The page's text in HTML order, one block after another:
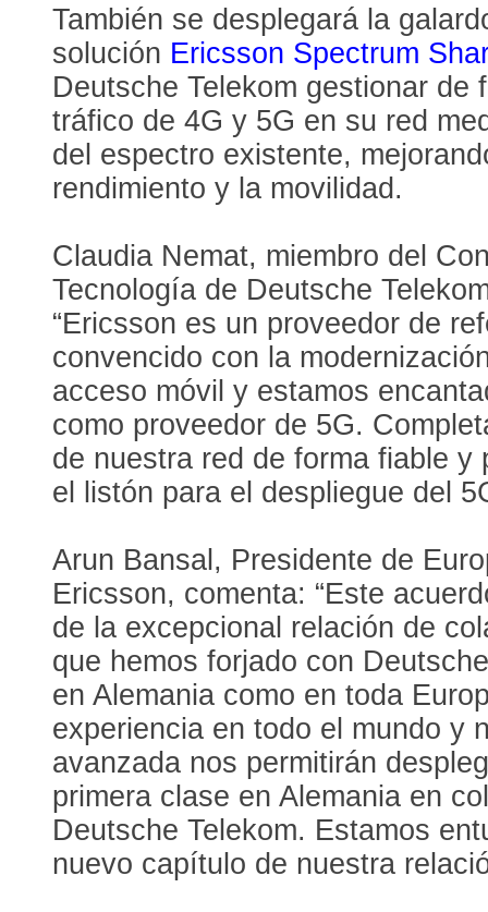
También se desplegará la
solución Ericsson Spectrum
Deutsche Telekom gestionar de
tráfico de 4G y 5G en su red
del espectro existente,
rendimiento y la movilidad.
Claudia Nemat, miembro del
Tecnología de Deutsche
“Ericsson es un proveedor de
convencido con la
acceso móvil y estamos
como proveedor de 5G.
de nuestra red de forma fiable y
el listón para el despliegue del
Arun Bansal, Presidente de
Ericsson, comenta: “Este
de la excepcional relación de
que hemos forjado con
en Alemania como en toda
experiencia en todo el mundo y
avanzada nos permitirán
primera clase en Alemania en
Deutsche Telekom. Estamos
nuevo capítulo de nuestra